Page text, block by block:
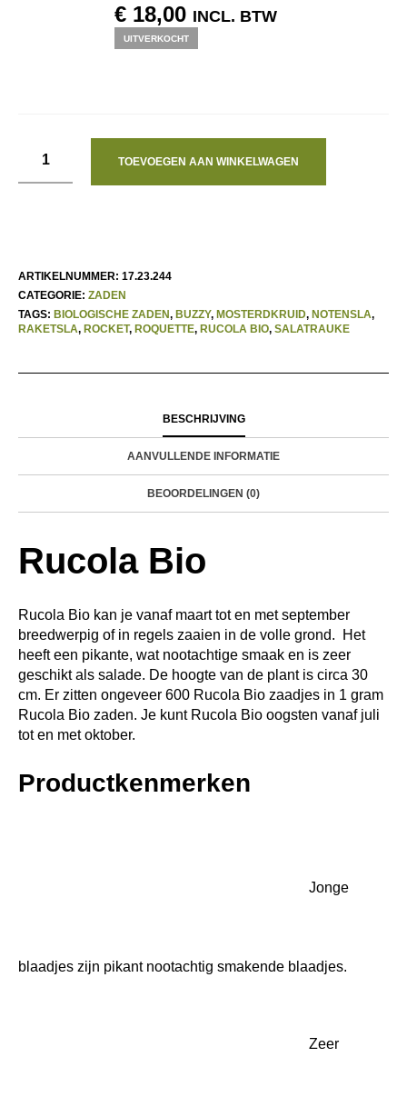
OORSPRONKELIJKE
PRIJS
WAS:
€18,00HUIDIGE
PRIJS
IS:
INCL. BTW
UITVERKOCHT
TOEVOEGEN AAN WINKELWAGEN
ARTIKELNUMMER: 17.23.244
CATEGORIE: ZADEN
TAGS: BIOLOGISCHE ZADEN, BUZZY, MOSTERDKRUID, NOTENSLA,
RAKETSLA, ROCKET, ROQUETTE, RUCOLA BIO, SALATRAUKE
BESCHRIJVING
AANVULLENDE INFORMATIE
BEOORDELINGEN (0)
Rucola Bio
Rucola Bio kan je vanaf maart tot en met september
breedwerpig of in regels zaaien in de volle grond. Het
heeft een pikante, wat nootachtige smaak en is zeer
geschikt als salade. De hoogte van de plant is circa 30
cm. Er zitten ongeveer 600 Rucola Bio zaadjes in 1 gram
Rucola Bio zaden. Je kunt Rucola Bio oogsten vanaf juli
tot en met oktober.
Productkenmerken
Jonge
blaadjes zijn pikant nootachtig smakende blaadjes.
Zeer